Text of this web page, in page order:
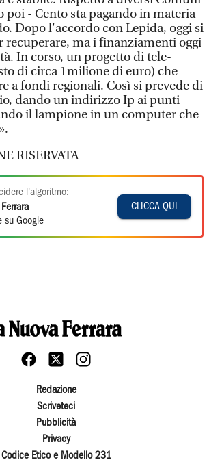
poi - Cento sta pagando in materia
Dopo l'accordo con Lepida, oggi si
recuperare, ma i finanziamenti oggi
In corso, un progetto di tele-
di circa 1milione di euro) che
a fondi regionali. Così si prevede di
dando un indirizzo Ip ai punti
il lampione in un computer che
RISERVATA
l'algoritmo:
su Google
CLICCA QUI
Redazione
Scriveteci
Pubblicità
Privacy
Codice Etico e Modello 231